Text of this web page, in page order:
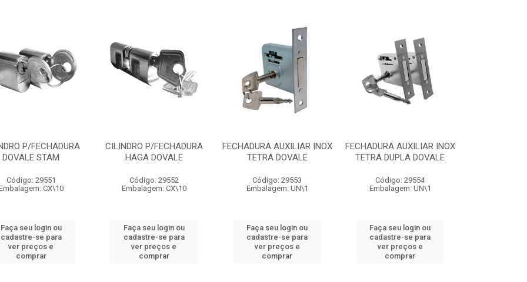
P/FECHADURA
DOVALE STAM
Código: 29551
CX\10
Faça seu login ou
cadastre-se para
ver preços e
comprar
CILINDRO P/FECHADURA
HAGA DOVALE
Código: 29552
Embalagem: CX\10
Faça seu login ou
cadastre-se para
ver preços e
comprar
FECHADURA AUXILIAR INOX
TETRA DOVALE
Código: 29553
Embalagem: UN\1
Faça seu login ou
cadastre-se para
ver preços e
comprar
FECHADURA AUXILIAR INOX
TETRA DUPLA DOVALE
Código: 29554
Embalagem: UN\1
Faça seu login ou
cadastre-se para
ver preços e
comprar